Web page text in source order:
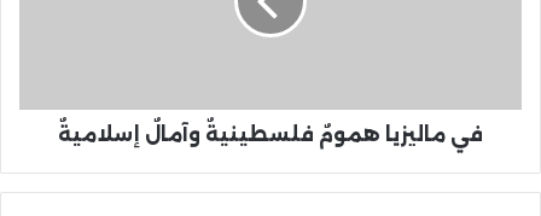
في ماليزيا همومٌ فلسطينيةٌ وآمالٌ إسلاميةٌ